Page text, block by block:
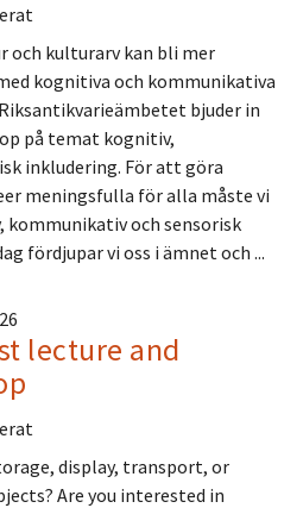
och kulturarv kan bli mer
kognitiva och kommunikativa
bjuder in
på temat kognitiv,
inkludering. För att göra
meningsfulla för alla måste vi
kommunikativ och sensorisk
fördjupar vi oss i ämnet och ...
lecture and
display, transport, or
Are you interested in